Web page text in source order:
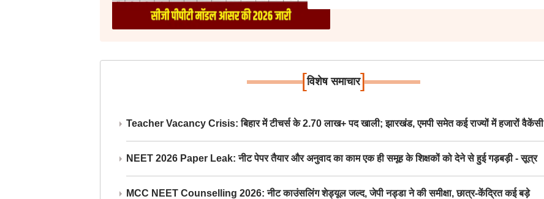
[विशेष समाचार]
Teacher Vacancy Crisis: बिहार में टीचर्स के 2.70 लाख+ पद खाली; झारखंड, एमपी समेत कई राज्यों में हजारों वैकेंसी
NEET 2026 Paper Leak: नीट पेपर तैयार और अनुवाद का काम एक ही समूह के शिक्षकों को देने से हुई गड़बड़ी - सूत्र
MCC NEET Counselling 2026: नीट काउंसलिंग शेड्यूल जल्द, जेपी नड्डा ने की समीक्षा, छात्र-केंद्रित कई बड़े